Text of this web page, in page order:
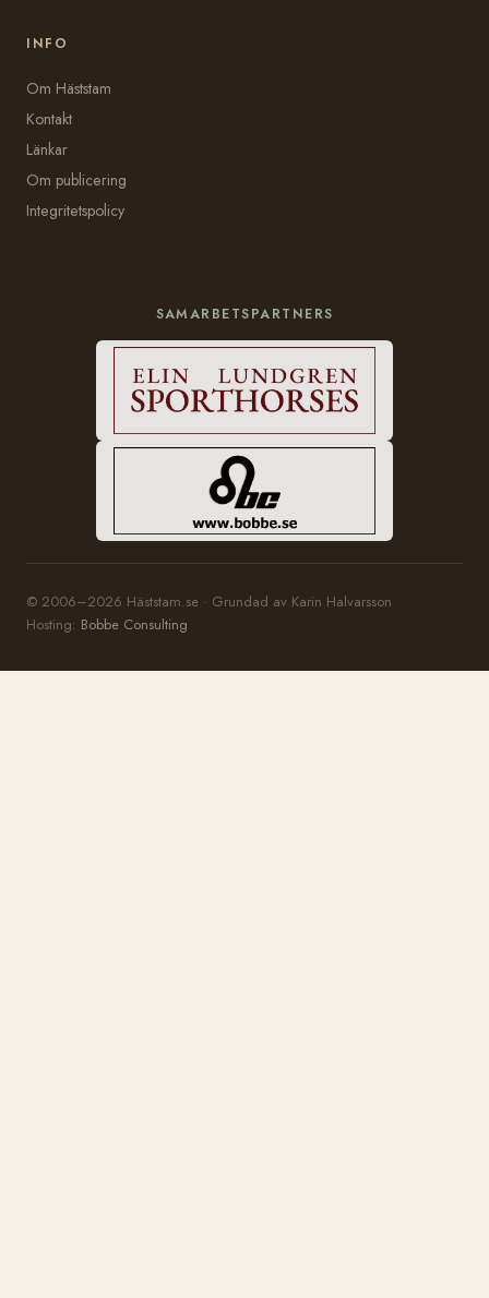
INFO
Om Häststam
Kontakt
Länkar
Om publicering
Integritetspolicy
SAMARBETSPARTNERS
© 2006–2026 Häststam.se · Grundad av Karin Halvarsson
Hosting: Bobbe Consulting